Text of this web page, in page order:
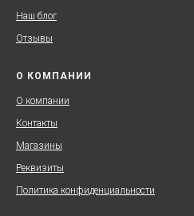
Наш блог
Отзывы
О КОМПАНИИ
О компании
Контакты
Магазины
Реквизиты
Политика конфиденциальности